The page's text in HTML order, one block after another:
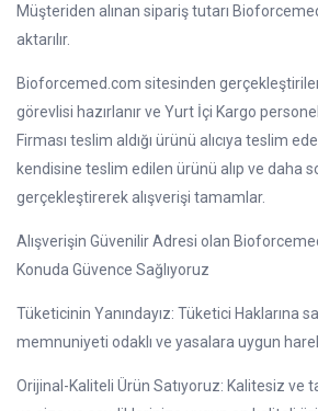
Müşteriden alınan sipariş tutarı
aktarılır.
Bioforcemed.com sitesinden
görevlisi hazırlanır ve Yurt İçi Kargo
Firması teslim aldığı ürünü alıcıya teslim
kendisine teslim edilen ürünü alıp ve daha
gerçekleştirerek alışverişi tamamlar.
Alışverişin Güvenilir Adresi olan
Konuda Güvence Sağlıyoruz
Tüketicinin Yanındayız: Tüketici Haklarına
memnuniyeti odaklı ve yasalara uygun
Orijinal-Kaliteli Ürün Satıyoruz: Kalitesiz ve